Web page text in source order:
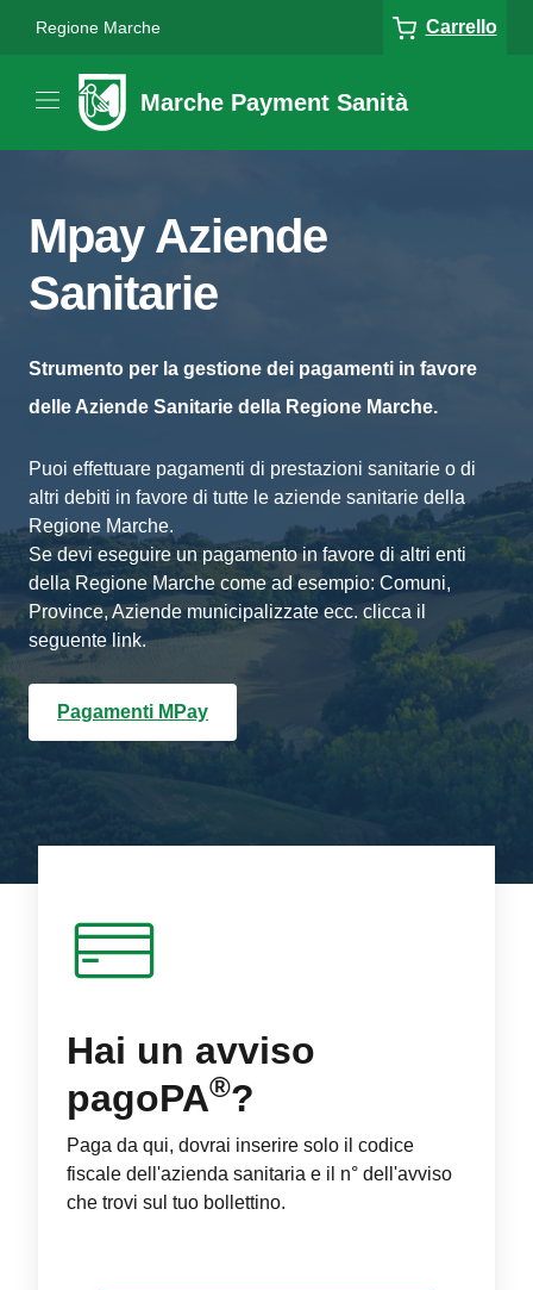
Regione Marche Carrello
Marche Payment Sanità
Mpay Aziende
Sanitarie
Strumento per la gestione dei pagamenti in favore
delle Aziende Sanitarie della Regione Marche.
Puoi effettuare pagamenti di prestazioni sanitarie o di
altri debiti in favore di tutte le aziende sanitarie della
Regione Marche.
Se devi eseguire un pagamento in favore di altri enti
della Regione Marche come ad esempio: Comuni,
Province, Aziende municipalizzate ecc. clicca il
seguente link.
Pagamenti MPay
Hai un avviso
pagoPA®?
Paga da qui, dovrai inserire solo il codice
fiscale dell'azienda sanitaria e il n° dell'avviso
che trovi sul tuo bollettino.